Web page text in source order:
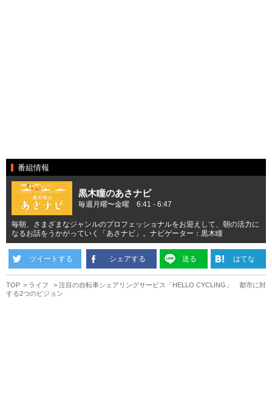
番組情報
黒木瞳のあさナビ
毎週月曜〜金曜 6:41 - 6:47
毎朝、さまざまなジャンルのプロフェッショナルをお迎えして、朝の活力に
なるお話をうかがっていく「あさナビ」。ナビゲーター：黒木瞳
ツイートする シェアする 送る はてな
TOP ライフ
注目の自転車シェアリングサービス「HELLO CYCLING」 都市に対
する2つのビジョン